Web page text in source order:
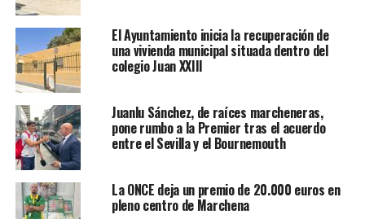
El Ayuntamiento inicia la recuperación de
una vivienda municipal situada dentro del
colegio Juan XXIII
Juanlu Sánchez, de raíces marcheneras,
pone rumbo a la Premier tras el acuerdo
entre el Sevilla y el Bournemouth
La ONCE deja un premio de 20.000 euros en
pleno centro de Marchena